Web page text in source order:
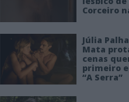
Corceiro
Júlia
Mata
cenas
primeiro
“A Serra”